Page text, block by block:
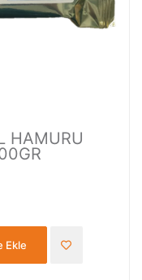
HAMURU
Ekle